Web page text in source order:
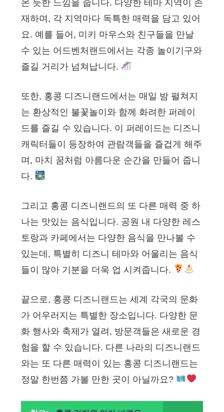
온 듯한 느낌을 줍니다. 다양한 테마 지역이 존
재하며, 각 지역마다 독특한 매력을 담고 있어
요. 예를 들어, 미키 마우스와 친구들을 만날
수 있는 어드벤처랜드에서는 각종 놀이기구와
즐길 거리가 넘쳐납니다.
또한, 홍콩 디즈니랜드에서는 매일 밤 펼쳐지
는 환상적인 불꽃놀이와 함께 화려한 퍼레이
드를 즐길 수 있습니다. 이 퍼레이드는 디즈니
캐릭터들이 등장하여 관람객들을 즐겁게 해주
며, 마치 꿈처럼 아름다운 순간을 만들어 줍니
다.
그리고 홍콩 디즈니랜드의 또 다른 매력 중 하
나는 맛있는 음식입니다. 공원 내 다양한 레스
토랑과 카페에서는 다양한 음식을 만나볼 수
있는데, 특별히 디즈니 테마와 어울리는 음식
들이 많아 기분을 더욱 업 시켜줍니다.
끝으로, 홍콩 디즈니랜드는 세계 각국의 문화
가 어우러지는 특별한 장소입니다. 다양한 문
화 행사와 축제가 열려, 방문객들은 새로운 경
험을 할 수 있습니다. 다른 나라의 디즈니랜드
와는 또 다른 매력이 있는 홍콩 디즈니랜드는
정말 한번쯤 가볼 만한 곳이 아닐까요?